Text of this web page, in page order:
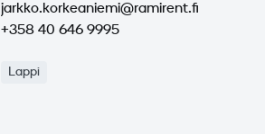
jarkko.korkeaniemi@ramirent.fi
+358 40 646 9995
Lappi